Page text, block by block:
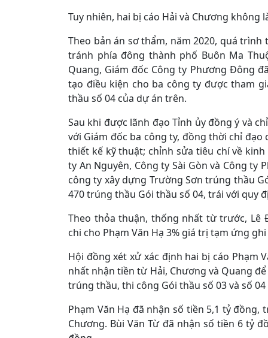
Tuy nhiên, hai bị cáo Hải và Chương không
Theo bản án sơ thẩm, năm 2020, quá
tránh phía đông thành phố Buôn Ma
Quang, Giám đốc Công ty Phương Đông
tạo điều kiện cho ba công ty được tham
thầu số 04 của dự án trên.
Sau khi được lãnh đạo Tỉnh ủy đồng ý và
với Giám đốc ba công ty, đồng thời chỉ
thiết kế kỹ thuật; chỉnh sửa tiêu chí về
ty An Nguyên, Công ty Sài Gòn và Công ty
công ty xây dựng Trường Sơn trúng thầu
470 trúng thầu Gói thầu số 04, trái với quy
Theo thỏa thuận, thống nhất từ trước, Lê
chi cho Phạm Văn Hạ 3% giá trị tạm ứng
Hội đồng xét xử xác định hai bị cáo Phạm
nhất nhận tiền từ Hải, Chương và Quang
trúng thầu, thi công Gói thầu số 03 và số 04
Phạm Văn Hạ đã nhận số tiền 5,1 tỷ
Chương. Bùi Văn Từ đã nhận số tiền 6 tỷ